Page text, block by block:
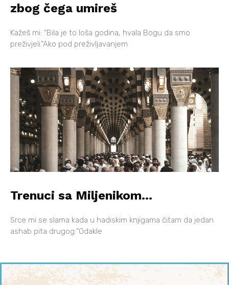
zbog čega umireš
Kažeš mi: “Bila je to loša godina, hvala Bogu da smo
preživjeli.”Ako pod preživljavanjem
Trenuci sa Miljenikom…
Srce mi se slama kada u hadiskim knjigama čitam da jedan
ashab pita drugog:“Odakle